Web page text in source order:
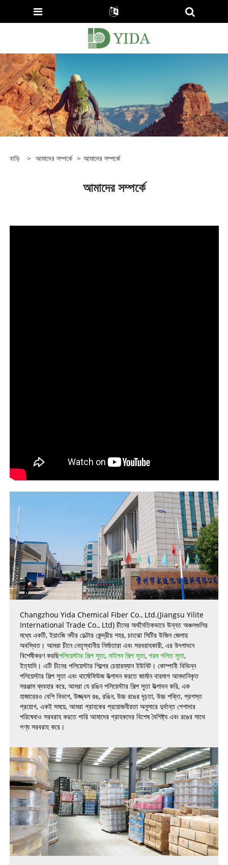
বাড়ি > আমাদের সম্পর্কে > আমাদের সম্পর্কে
আমাদের সম্পর্কে
Changzhou Yida Chemical Fiber Co., Ltd.(Jiangsu Yilite
International Trade Co., Ltd) চীনের অর্থনৈতিকভাবে উন্নত অঞ্চলগুলির
মধ্যে একটি, ইয়াংজি নদীর ডেল্টার কেন্দ্রীয় শহর, চাংঝো সিটির উজিন জেলায়
অবস্থিত। আমরা চীনে নেতৃস্থানীয় নির্মাতারা এবং সরবরাহকারী, এর উৎপাদনে
বিশেষীকরণ করছিপলিয়েস্টার শিল্প সুতা, নাইলন শিল্প সুতা, গরম গলিত সুতা,
ইত্যাদি। এটি চীনের পলিয়েস্টার শিল্পের চেয়ারম্যান ইউনিট। কোম্পানী বিভিন্ন
পলিয়েস্টার শিল্প সুতা এবং থার্মোফিউজ উত্পাদন করতে জার্মান বারমাগ আমদানিকৃত
সরঞ্জাম ব্যবহার করে, আমরা যে রঙিন পলিয়েস্টার শিল্প সুতা উত্পাদন করি, এক
হাজারেরও বেশি বিভাগ, উজ্জ্বল রঙ, রঙিন, উচ্চ রঙের দৃঢ়তা, উচ্চ শক্তি, প্রশস্ত
প্রয়োগ, একই সময়ে, আমরা গ্রাহকের প্রয়োজনীয়তা অনুসারে দুর্দান্ত পেশাদার
পরিষেবাও সরবরাহ করতে পারি আমাদের গ্রাহকদের বিশেষ বৈশিষ্ট্য এবং রঙের সাথে
পণ্য সরবরাহ করে।